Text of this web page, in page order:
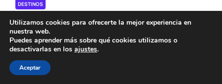
DESTINOS
Recorrido en bicicleta por Murcia:
Descubre la ciudad de forma
sostenible
On08/05/2025 byKamil
Utilizamos cookies para ofrecerte la mejor experiencia en
nuestra web.
Puedes aprender más sobre qué cookies utilizamos o
desactivarlas en los ajustes.
Aceptar